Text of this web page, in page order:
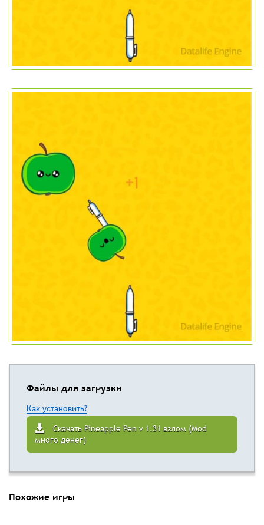
Файлы для загрузки
Как установить?
Скачать Pineapple Pen v 1.31 взлом (Mod
много денег)
Похожие игры